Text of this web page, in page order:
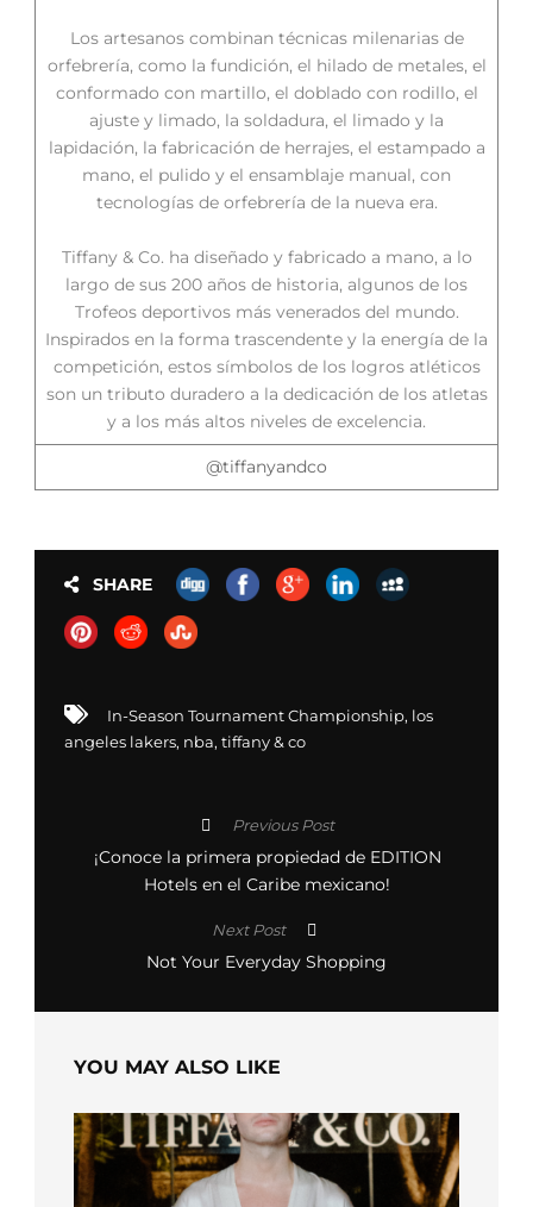
Los artesanos combinan técnicas milenarias de
orfebrería, como la fundición, el hilado de metales, el
conformado con martillo, el doblado con rodillo, el
ajuste y limado, la soldadura, el limado y la
lapidación, la fabricación de herrajes, el estampado a
mano, el pulido y el ensamblaje manual, con
tecnologías de orfebrería de la nueva era.
Tiffany & Co. ha diseñado y fabricado a mano, a lo
largo de sus 200 años de historia, algunos de los
Trofeos deportivos más venerados del mundo.
Inspirados en la forma trascendente y la energía de la
competición, estos símbolos de los logros atléticos
son un tributo duradero a la dedicación de los atletas
y a los más altos niveles de excelencia.
@tiffanyandco
SHARE
In-Season Tournament Championship, los
angeles lakers, nba, tiffany & co
Previous Post
¡Conoce la primera propiedad de EDITION
Hotels en el Caribe mexicano!
Next Post
Not Your Everyday Shopping
YOU MAY ALSO LIKE